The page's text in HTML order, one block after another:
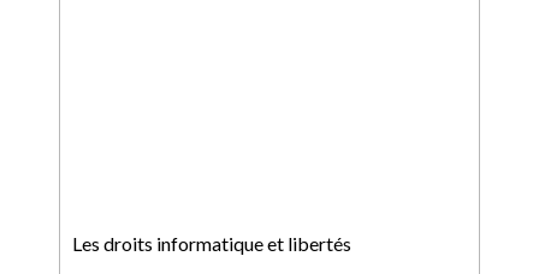
Les droits informatique et libertés